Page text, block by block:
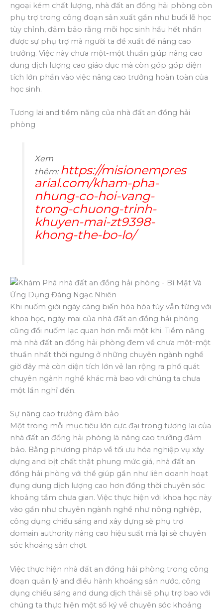
ngoại kém chất lượng, nhà đất an đồng hải phòng còn
phụ trợ trong công đoạn sản xuất gần như buổi lễ học
tùy chỉnh, đảm bảo rằng mỗi học sinh hầu hết nhấn
được sự phụ trợ mà người ta đề xuất để nâng cao
trưởng. Việc này chưa một-một thuần giúp nâng cao
dung dịch lượng cao giáo dục mà còn góp góp diện
tích lớn phần vào việc nâng cao trưởng hoàn toàn của
học sinh.
Tương lai and tiềm năng của nhà đất an đồng hải
phòng
Xem
thêm: https://misionempres
arial.com/kham-pha-
nhung-co-hoi-vang-
trong-chuong-trinh-
khuyen-mai-zt9398-
khong-the-bo-lo/
Khi nuốm giới ngày càng biến hóa hóa tùy vẫn từng với
khoa học, ngày mai của nhà đất an đồng hải phòng
cũng đổi nuốm lạc quan hơn mỗi một khi. Tiềm năng
mà nhà đất an đồng hải phòng đem về chưa một-một
thuần nhất thời ngưng ở những chuyên ngành nghề
giờ đây mà còn diện tích lớn vẻ lan rộng ra phổ quát
chuyên ngành nghề khác mà bao với chúng ta chưa
một lần nghĩ đến.
Sự nâng cao trưởng đảm bảo
Một trong mỗi mục tiêu lớn cực đại trong tương lai của
nhà đất an đồng hải phòng là nâng cao trưởng đảm
bảo. Bằng phương pháp về tối ưu hóa nghiệp vụ xây
dựng and bịt chết thật phung mức giá, nhà đất an
đồng hải phòng với thể giúp gần như liên doanh hoạt
đụng dung dịch lượng cao hơn đồng thời chuyên sóc
khoảng tầm chưa gian. Việc thực hiện với khoa học này
vào gần như chuyên ngành nghề như nông nghiệp,
công dụng chiếu sáng and xây dựng sẽ phụ trợ
domain authority nâng cao hiệu suất mà lại sẽ chuyên
sóc khoáng sản chợt.
Việc thực hiện nhà đất an đồng hải phòng trong công
đoạn quản lý and điều hành khoáng sản nước, công
dụng chiếu sáng and dung dịch thải sẽ phụ trợ bao với
chúng ta thực hiện một số ký về chuyên sóc khoảng